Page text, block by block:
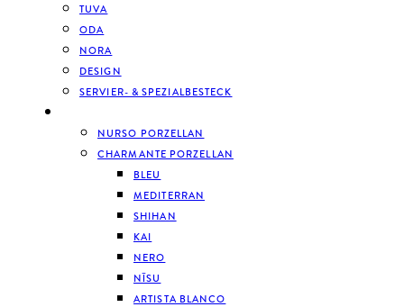
TUVA
ODA
NORA
DESIGN
SERVIER- & SPEZIALBESTECK
NURSO PORZELLAN
CHARMANTE PORZELLAN
BLEU
MEDITERRAN
SHIHAN
KAI
NERO
NĪSU
ARTISTA BLANCO